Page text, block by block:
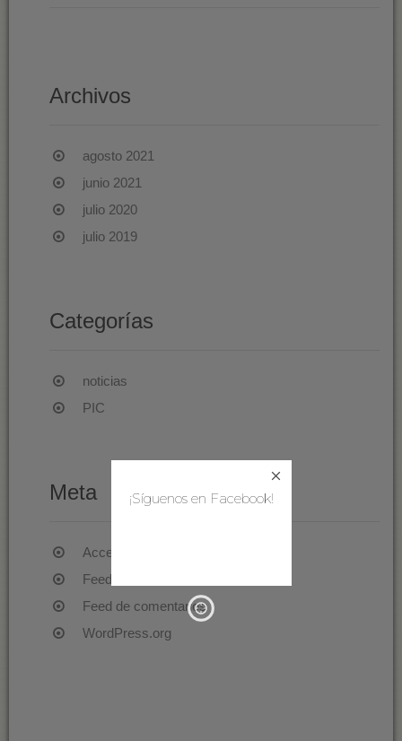
Archivos
agosto 2021
junio 2021
julio 2020
julio 2019
Categorías
noticias
PIC
Meta
Acceder
Feed de entradas
Feed de comentarios
WordPress.org
¡Síguenos en Facebook!